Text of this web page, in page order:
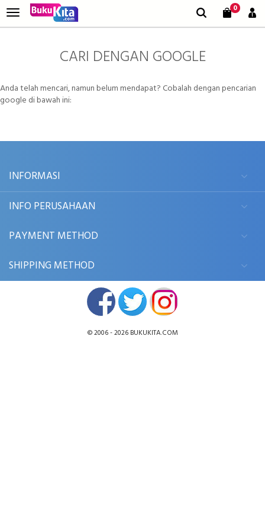
0
CARI DENGAN GOOGLE
Anda telah mencari, namun belum mendapat? Cobalah dengan pencarian
google di bawah ini:
INFORMASI
INFO PERUSAHAAN
PAYMENT METHOD
SHIPPING METHOD
© 2006 - 2026 BUKUKITA.COM